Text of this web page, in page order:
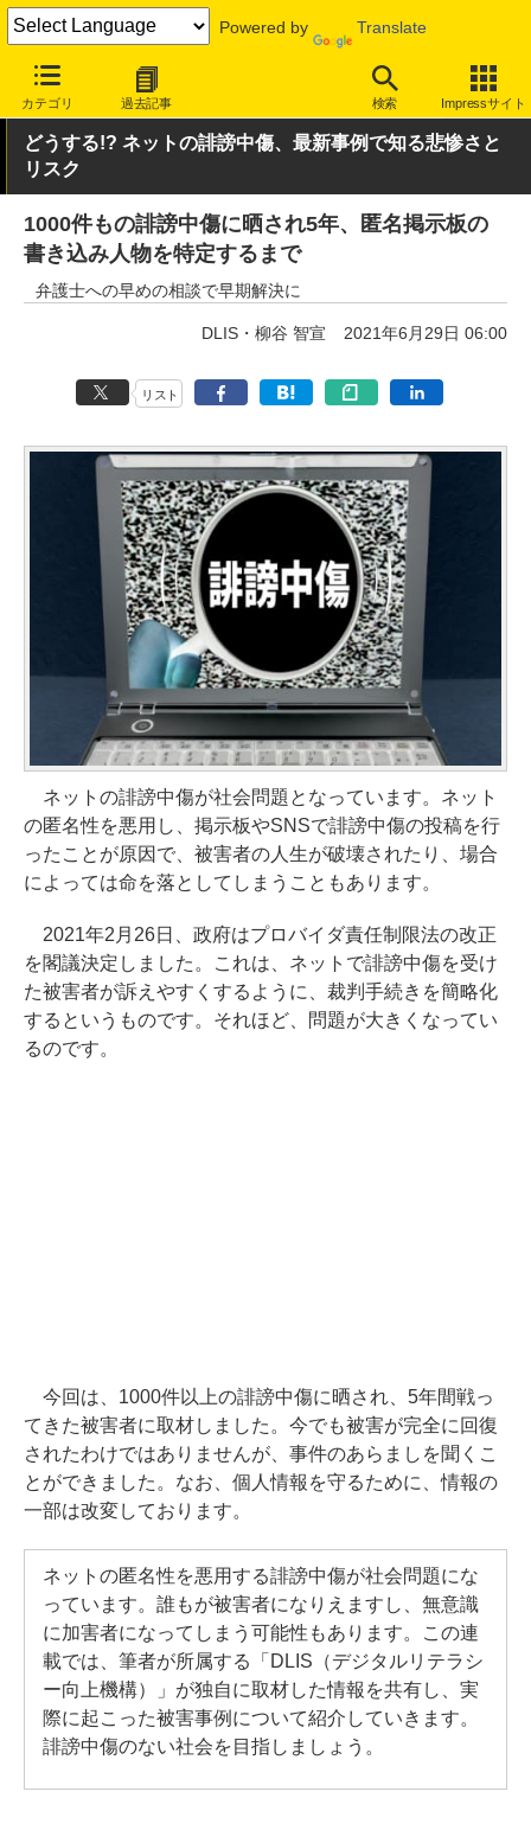
Powered by Translate
カテゴリ 過去記事 検索 Impressサイト
INTERNET Watch トピック その他
どうする!? ネットの誹謗中傷、最新事例で知る悲惨さと
リスク
1000件もの誹謗中傷に晒され5年、匿名掲示板の
書き込み人物を特定するまで
弁護士への早めの相談で早期解決に
DLIS・柳谷 智宣 2021年6月29日 06:00
リスト
ネットの誹謗中傷が社会問題となっています。ネット
の匿名性を悪用し、掲示板やSNSで誹謗中傷の投稿を行
ったことが原因で、被害者の人生が破壊されたり、場合
によっては命を落としてしまうこともあります。
2021年2月26日、政府はプロバイダ責任制限法の改正
を閣議決定しました。これは、ネットで誹謗中傷を受け
た被害者が訴えやすくするように、裁判手続きを簡略化
するというものです。それほど、問題が大きくなってい
るのです。
今回は、1000件以上の誹謗中傷に晒され、5年間戦っ
てきた被害者に取材しました。今でも被害が完全に回復
されたわけではありませんが、事件のあらましを聞くこ
とができました。なお、個人情報を守るために、情報の
一部は改変しております。
ネットの匿名性を悪用する誹謗中傷が社会問題にな
っています。誰もが被害者になりえますし、無意識
に加害者になってしまう可能性もあります。この連
載では、筆者が所属する「DLIS（デジタルリテラシ
ー向上機構）」が独自に取材した情報を共有し、実
際に起こった被害事例について紹介していきます。
誹謗中傷のない社会を目指しましょう。